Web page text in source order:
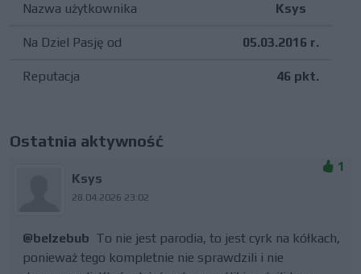
Nazwa użytkownika Ksys
Na Dziel Pasję od 05.03.2016 r.
Reputacja 46 pkt.
Ostatnia aktywność
Ksys
28.04.2026 23:02
1
@belzebub To nie jest parodia, to jest cyrk na kółkach,
ponieważ tego kompletnie nie sprawdzili i nie